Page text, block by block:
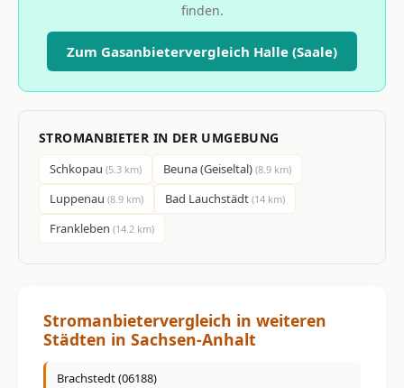
finden.
Zum Gasanbietervergleich Halle (Saale)
STROMANBIETER IN DER UMGEBUNG
Schkopau (5.3 km) Beuna (Geiseltal) (8.9 km)
Luppenau (8.9 km) Bad Lauchstädt (14 km)
Frankleben (14.2 km)
Stromanbietervergleich in weiteren
Städten in Sachsen-Anhalt
Brachstedt (06188)